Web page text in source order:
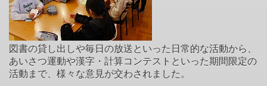
図書の貸し出しや毎日の放送といった日常的な活動から、
あいさつ運動や漢字・計算コンテストといった期間限定の
活動まで、様々な意見が交わされました。